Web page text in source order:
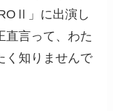
」に出演し
直言って、わた
く知りませんで